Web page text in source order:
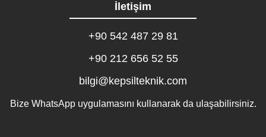
İletişim
+90 542 487 29 81
+90 212 656 52 55
bilgi@kepsilteknik.com
Bize WhatsApp uygulamasını kullanarak da ulaşabilirsiniz.